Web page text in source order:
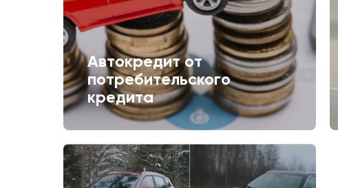
Автокредит от
потребительского
кредита